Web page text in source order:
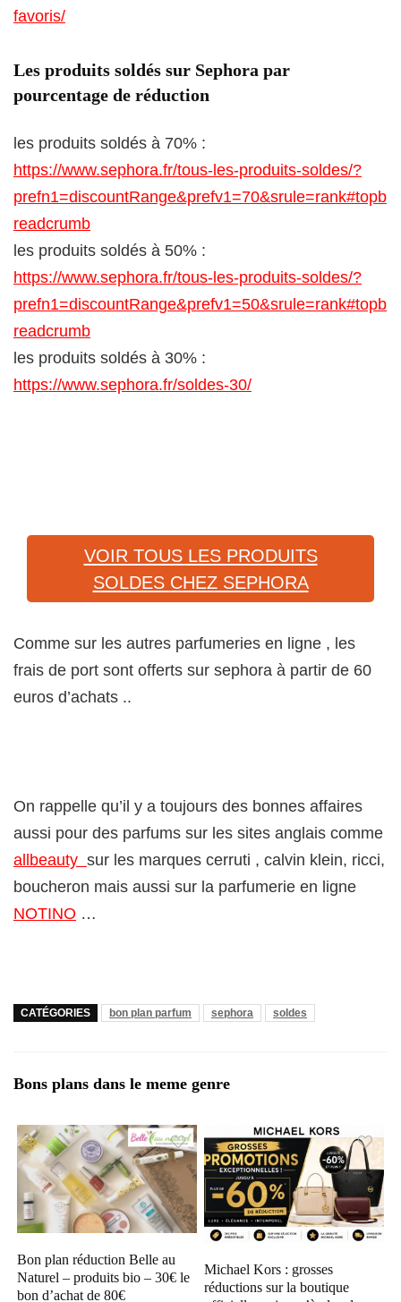
favoris/
Les produits soldés sur Sephora par
pourcentage de réduction
les produits soldés à 70% :
https://www.sephora.fr/tous-les-produits-soldes/?
prefn1=discountRange&prefv1=70&srule=rank#topb
readcrumb
les produits soldés à 50% :
https://www.sephora.fr/tous-les-produits-soldes/?
prefn1=discountRange&prefv1=50&srule=rank#topb
readcrumb
les produits soldés à 30% :
https://www.sephora.fr/soldes-30/
VOIR TOUS LES PRODUITS
SOLDES CHEZ SEPHORA
Comme sur les autres parfumeries en ligne , les
frais de port sont offerts sur sephora à partir de 60
euros d’achats ..
On rappelle qu’il y a toujours des bonnes affaires
aussi pour des parfums sur les sites anglais comme
allbeauty sur les marques cerruti , calvin klein, ricci,
boucheron mais aussi sur la parfumerie en ligne
NOTINO …
CATÉGORIES bon plan parfum sephora soldes
Bons plans dans le meme genre
Bon plan réduction Belle au
Naturel – produits bio – 30€ le
bon d’achat de 80€
Michael Kors : grosses
réductions sur la boutique